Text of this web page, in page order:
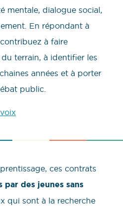
mentale, dialogue social,
En répondant à
à faire
terrain, à identifier les
années et à porter
public.
ces contrats
par des jeunes sans
qui sont à la recherche